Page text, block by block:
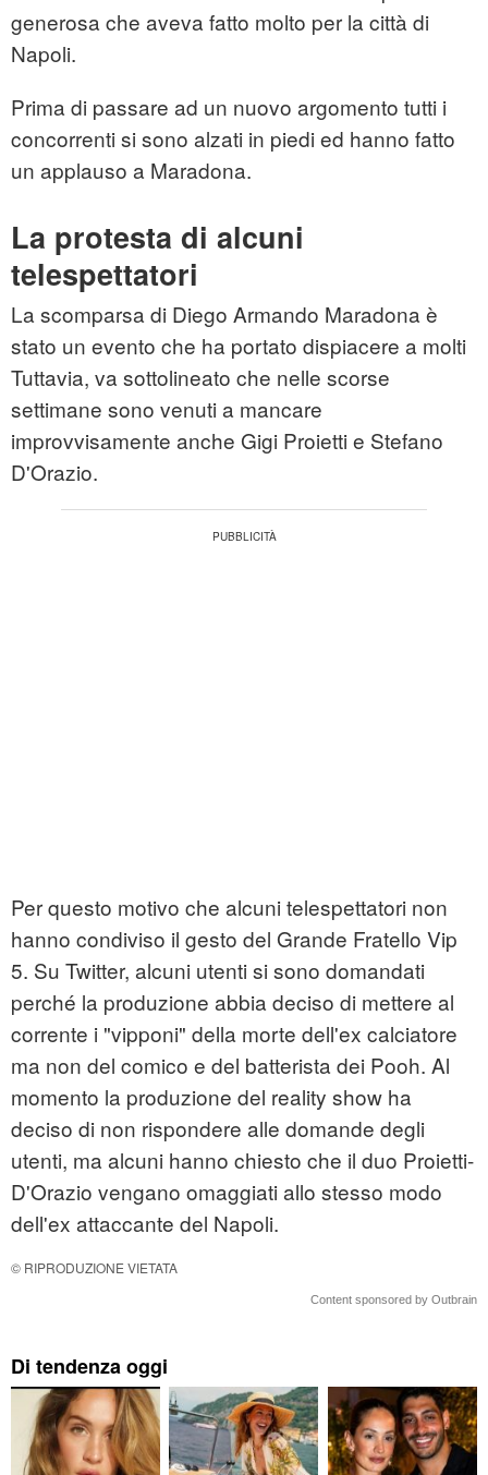
generosa che aveva fatto molto per la città di
Napoli.
Prima di passare ad un nuovo argomento tutti i
concorrenti si sono alzati in piedi ed hanno fatto
un applauso a Maradona.
La protesta di alcuni
telespettatori
La scomparsa di Diego Armando Maradona è
stato un evento che ha portato dispiacere a molti
Tuttavia, va sottolineato che nelle scorse
settimane sono venuti a mancare
improvvisamente anche Gigi Proietti e Stefano
D'Orazio.
Per questo motivo che alcuni telespettatori non
hanno condiviso il gesto del Grande Fratello Vip
5. Su Twitter, alcuni utenti si sono domandati
perché la produzione abbia deciso di mettere al
corrente i "vipponi" della morte dell'ex calciatore
ma non del comico e del batterista dei Pooh. Al
momento la produzione del reality show ha
deciso di non rispondere alle domande degli
utenti, ma alcuni hanno chiesto che il duo Proietti-
D'Orazio vengano omaggiati allo stesso modo
dell'ex attaccante del Napoli.
© RIPRODUZIONE VIETATA
Content sponsored by Outbrain
Di tendenza oggi